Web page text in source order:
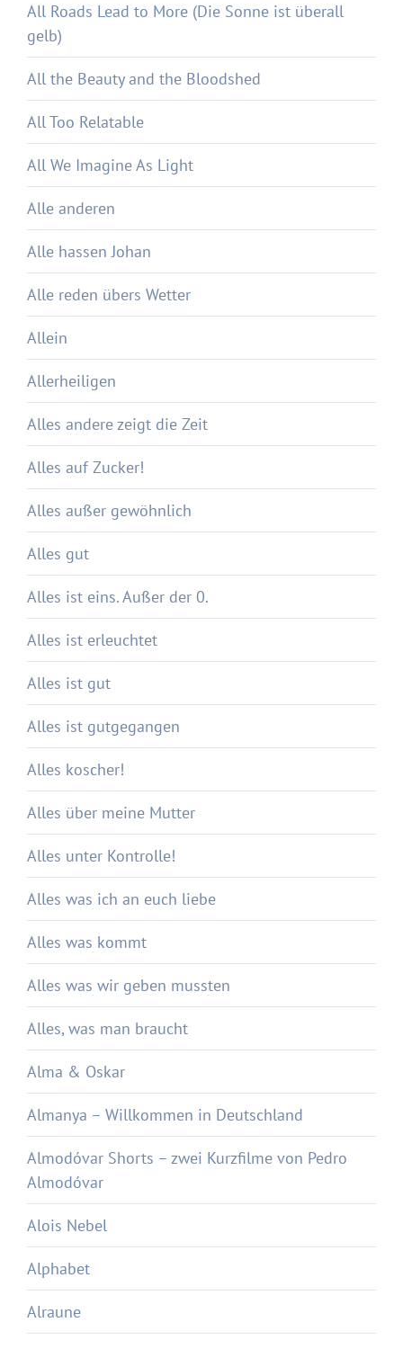
All Roads Lead to More (Die Sonne ist überall
gelb)
All the Beauty and the Bloodshed
All Too Relatable
All We Imagine As Light
Alle anderen
Alle hassen Johan
Alle reden übers Wetter
Allein
Allerheiligen
Alles andere zeigt die Zeit
Alles auf Zucker!
Alles außer gewöhnlich
Alles gut
Alles ist eins. Außer der 0.
Alles ist erleuchtet
Alles ist gut
Alles ist gutgegangen
Alles koscher!
Alles über meine Mutter
Alles unter Kontrolle!
Alles was ich an euch liebe
Alles was kommt
Alles was wir geben mussten
Alles, was man braucht
Alma & Oskar
Almanya – Willkommen in Deutschland
Almodóvar Shorts – zwei Kurzfilme von Pedro
Almodóvar
Alois Nebel
Alphabet
Alraune